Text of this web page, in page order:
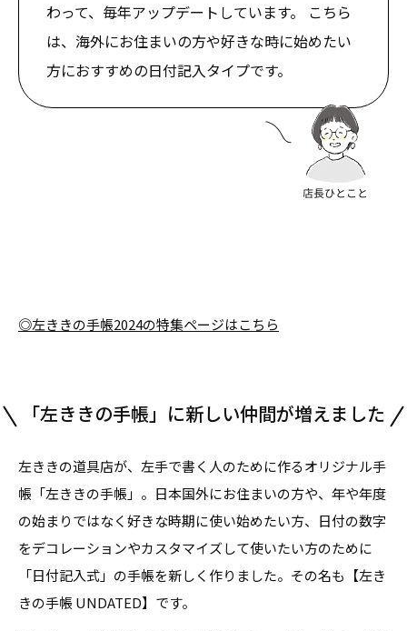
わって、毎年アップデートしています。 こちら
は、海外にお住まいの方や好きな時に始めたい
方におすすめの日付記入タイプです。
◎左ききの手帳2024の特集ページはこちら
「左ききの手帳」に新しい仲間が増えました
左ききの道具店が、左手で書く人のために作るオリジナル手
帳「左ききの手帳」。日本国外にお住まいの方や、年や年度
の始まりではなく好きな時期に使い始めたい方、日付の数字
をデコレーションやカスタマイズして使いたい方のために
「日付記入式」の手帳を新しく作りました。その名も【左き
きの手帳 UNDATED】です。